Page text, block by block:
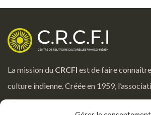
La mission du CRCFI est de faire
culture indienne. Créée en 1959,
d’utilité publique par le Ministère de la